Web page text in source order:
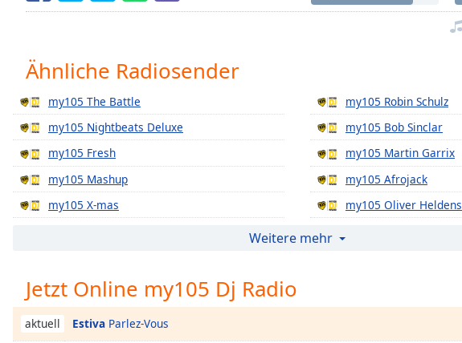
Remaining
Playback
Rate
Chapters
Chapters
Descriptions
Subtitles
subtitles
Ähnliche Radiosender
my105 The Battle
my105 Nightbeats Deluxe
my105 Fresh
my105 Mashup
my105 X-mas
my105 Party
my105 Today's Best Music
my105 Charts
my105 Robin Schulz
my105 Bob Sinclar
my105 Martin Garrix
my105 Afrojack
my105 Oliver Heldens
my105 San Holo
Weitere mehr
Jetzt Online my105 Dj Radio
aktuell Estiva Parlez-Vous